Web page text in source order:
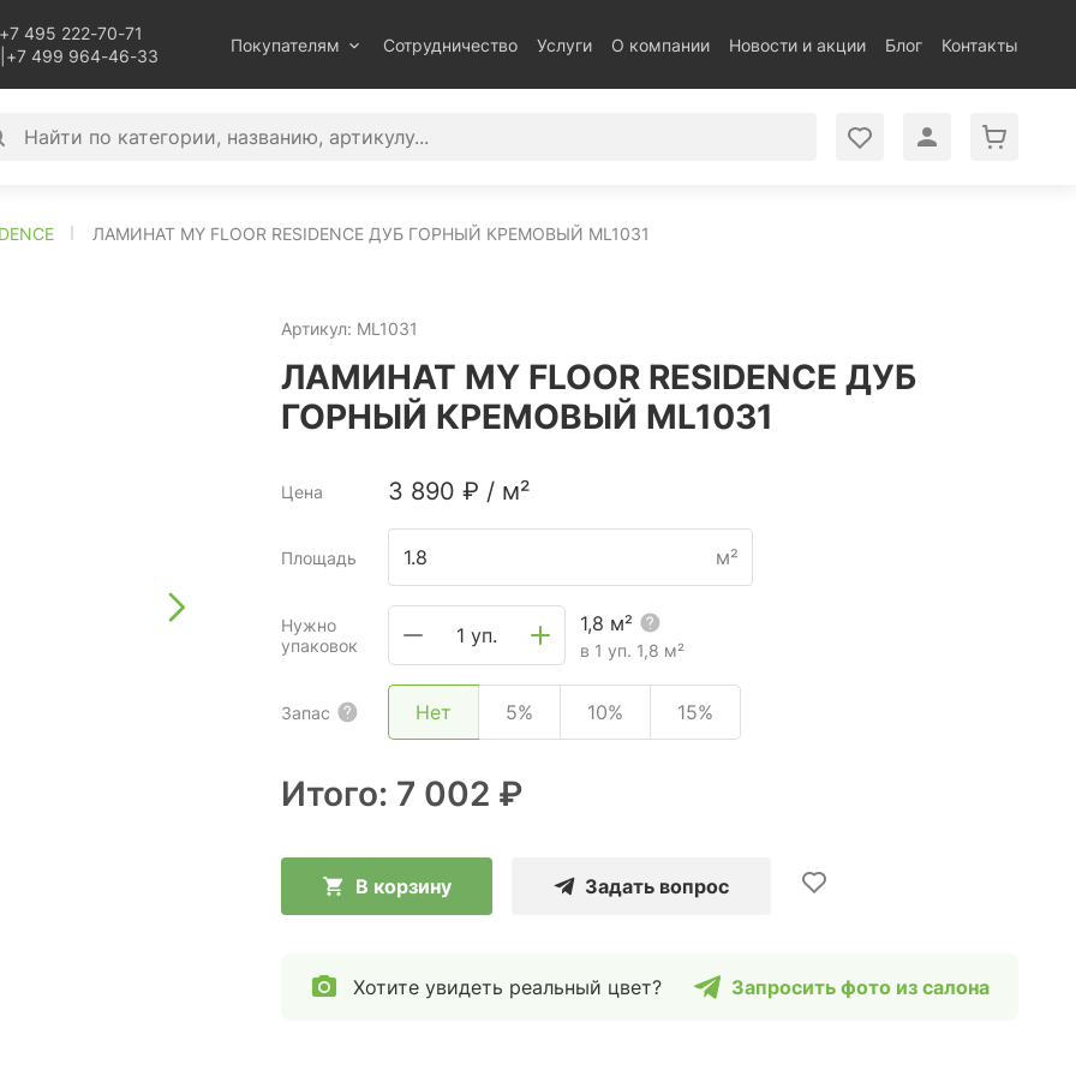
+7 495 222-70-71
+7 499 964-46-33
Покупателям Сотрудничество Услуги О компании Новости и акции Блог Контакты
ЛАМИНАТ MY FLOOR RESIDENCE ДУБ ГОРНЫЙ КРЕМОВЫЙ ML1031
Артикул: ML1031
ЛАМИНАТ MY FLOOR RESIDENCE ДУБ
ГОРНЫЙ КРЕМОВЫЙ ML1031
Цена 3 890 ₽ / м²
Площадь м²
Нужно
упаковок
1 уп.
1,8 м²
в 1 уп. 1,8 м²
Запас Нет 5% 10% 15%
Итого: 7 002 ₽
В корзину Задать вопрос
Хотите увидеть реальный цвет? Запросить фото из салона